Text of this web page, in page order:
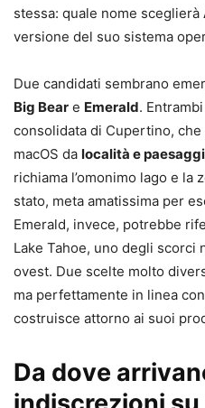
stessa: quale nome sceglierà
versione del suo sistema
Due candidati sembrano
Big Bear e Emerald.
consolidata di Cupertino, che
macOS da località e
richiama l’omonimo lago e la
stato, meta amatissima per
Emerald, invece, potrebbe
Lake Tahoe, uno degli scorci
ovest. Due scelte molto
ma perfettamente in linea
costruisce attorno ai suoi
Da dove